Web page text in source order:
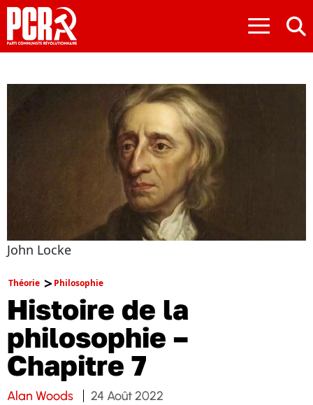
≡
John Locke
Théorie Philosophie
Histoire de la
philosophie –
Chapitre 7
Alan Woods 24 Août 2022